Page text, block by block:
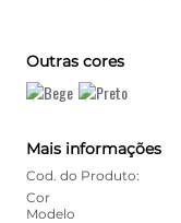
Outras cores
Mais informações
Cod. do Produto:
Cor
Modelo